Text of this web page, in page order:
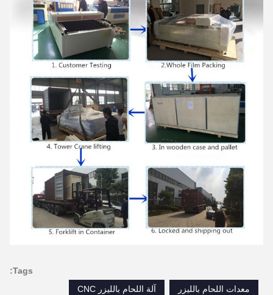
Tags:
معدات اللحام بالليزر
آلة اللحام بالليزر CNC